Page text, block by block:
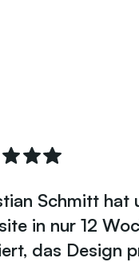
Schmitt hat
in nur 12
das Design